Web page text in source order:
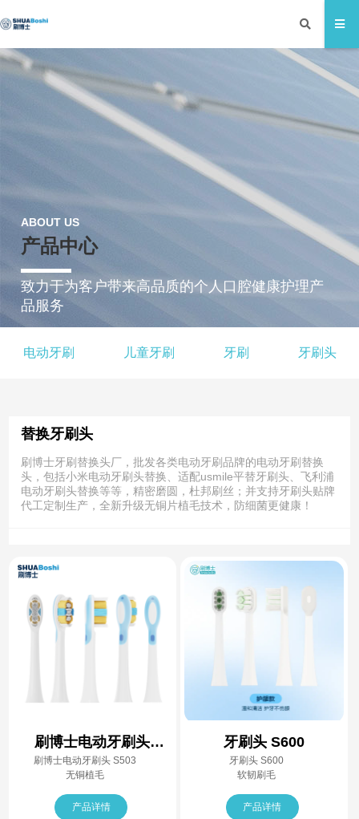
ABOUT US
产品中心
致力于为客户带来高品质的个人口腔健康护理产
品服务
电动牙刷 儿童牙刷 牙刷 牙刷头
替换牙刷头
刷博士牙刷替换头厂，批发各类电动牙刷品牌的电动牙刷替换
头，包括小米电动牙刷头替换、适配usmile平替牙刷头、飞利浦
电动牙刷头替换等等，精密磨圆，杜邦刷丝；并支持牙刷头贴牌
代工定制生产，全新升级无铜片植毛技术，防细菌更健康！
刷博士电动牙刷头
S503
刷博士电动牙刷头 S503
无铜植毛
产品详情
牙刷头 S600
牙刷头 S600
软韧刷毛
产品详情